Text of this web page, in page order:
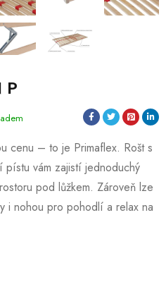
P
cenu – to je Primaflex. Rošt s
pístu vám zajistí jednoduchý
pod lůžkem. Zároveň lze
i nohou pro pohodlí a relax na